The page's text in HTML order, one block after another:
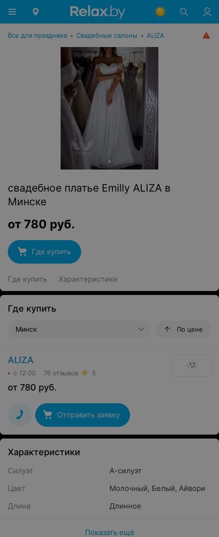
Все для праздника • Свадебные салоны • ALIZA
свадебное платье Emilly ALIZA в
Минске
от 780 руб.
Где купить
Где купить Характеристики
Где купить
Минск По цене
ALIZA
с 12:00 76 отзывов 5
от 780 руб.
Отправить заявку
Характеристики
Силуэт
А-силуэт
Цвет
Молочный, Белый, Айвори
Длина
Длинное
Показать ещё